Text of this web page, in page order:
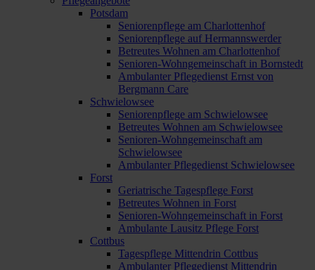
Potsdam
Seniorenpflege am Charlottenhof
Seniorenpflege auf Hermannswerder
Betreutes Wohnen am Charlottenhof
Senioren-Wohngemeinschaft in Bornstedt
Ambulanter Pflegedienst Ernst von
Bergmann Care
Schwielowsee
Seniorenpflege am Schwielowsee
Betreutes Wohnen am Schwielowsee
Senioren-Wohngemeinschaft am
Schwielowsee
Ambulanter Pflegedienst Schwielowsee
Forst
Geriatrische Tagespflege Forst
Betreutes Wohnen in Forst
Senioren-Wohngemeinschaft in Forst
Ambulante Lausitz Pflege Forst
Cottbus
Tagespflege Mittendrin Cottbus
Ambulanter Pflegedienst Mittendrin